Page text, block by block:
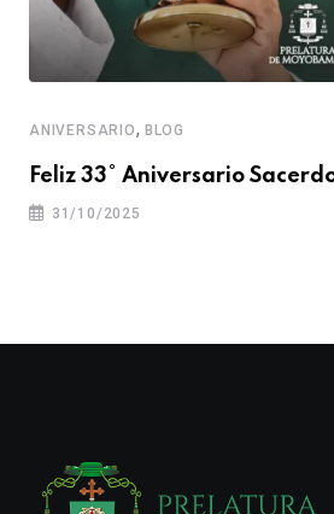
ANIVERSARIO, BLOG
Feliz 33° Aniversario
31/10/2025